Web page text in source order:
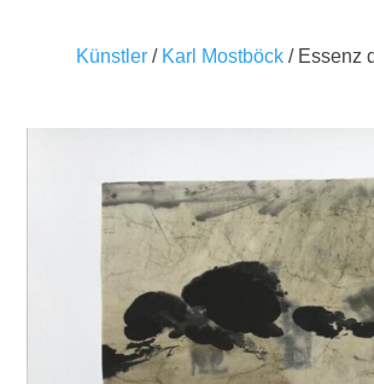
Künstler/ Karl Mostböck/ Essenz